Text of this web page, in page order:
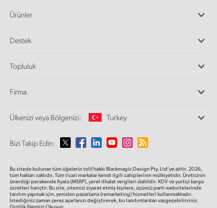
Ürünler
DaVinci Resolve ve Fusion Yazılımı
Ultimatte
Kayıt ve Oynatım
Video Format Çevirici
Ağ Depolama
Yönlendirici ve Dağıtıcılar
Yayın ve kodlama
Destek
Destek Merkezi
Topluluk
Firma
Hakkımızda
Medya
Ülkenizi veya Bölgenizi: Turkey
Lütfen Ülkenizi veya Bölgenizi Seçiniz
Australia
Bizi Takip Edin:
Bu sitede bulunan tüm öğelerin telif hakkı Blackmagic Design Pty. Ltd’ye aittir. 2026,
tüm hakları saklıdır.Tüm ticari markalar kendi ilgili sahiplerinin mülkiyetidir. Üreticinin
önerdiği perakende fiyata (MSRP), yerel ithalat vergileri dahildir. KDV ve yurtiçi kargo
ücretleri hariçtir. Bu site, sitemizi ziyaret etmiş kişilere, üçüncü parti websitelerinde
tanıtım yapmak için, yeniden pazarlama (remarketing) hizmetleri kullanmaktadır.
İstediğiniz zaman çerez ayarlanızı değiştirerek, bu tanıtımlardan vazgeçebilirsiniz.